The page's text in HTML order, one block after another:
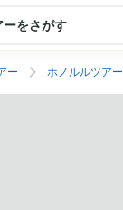
ーをさがす
ー ホノルルツアー